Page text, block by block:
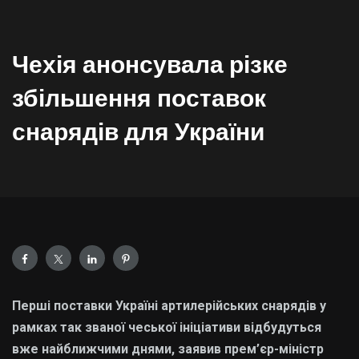
Чехія анонсувала різке
збільшення поставок
снарядів для України
Перші поставки Україні артилерійських снарядів у
рамках так званої чеської ініціативи відбудуться
вже найближчими днями, заявив прем’єр-міністр